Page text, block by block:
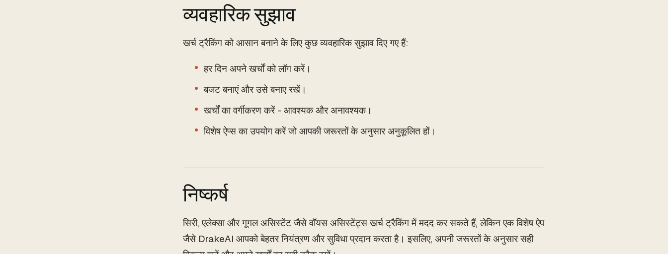
व्यवहारिक सुझाव
खर्च ट्रैकिंग को आसान बनाने के लिए कुछ व्यवहारिक सुझाव दिए गए हैं:
हर दिन अपने खर्चों को लॉग करें।
बजट बनाएं और उसे बनाए रखें।
खर्चों का वर्गीकरण करें - आवश्यक और अनावश्यक।
विशेष ऐप्स का उपयोग करें जो आपकी जरूरतों के अनुसार अनुकूलित हों।
निष्कर्ष
सिरी, एलेक्सा और गूगल असिस्टेंट जैसे वॉयस असिस्टेंट्स खर्च ट्रैकिंग में मदद कर सकते हैं, लेकिन एक विशेष ऐप
जैसे DrakeAI आपको बेहतर नियंत्रण और सुविधा प्रदान करता है। इसलिए, अपनी जरूरतों के अनुसार सही